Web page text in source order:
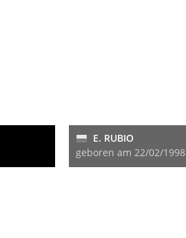
E. RUBIO
geboren am 22/02/1998